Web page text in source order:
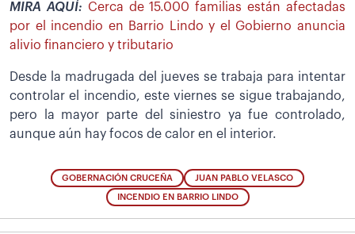
MIRA AQUÍ: Cerca de 15.000 familias están afectadas
por el incendio en Barrio Lindo y el Gobierno anuncia
alivio financiero y tributario
Desde la madrugada del jueves se trabaja para intentar
controlar el incendio, este viernes se sigue trabajando,
pero la mayor parte del siniestro ya fue controlado,
aunque aún hay focos de calor en el interior.
GOBERNACIÓN CRUCEÑA JUAN PABLO VELASCO
INCENDIO EN BARRIO LINDO